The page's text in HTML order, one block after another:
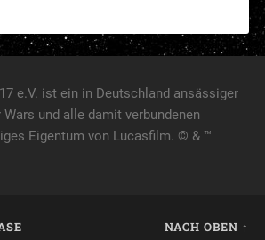
e.V. ist ein in Deutschland ansässiger
und alle damit verbundenen
Eigentum von Lucasfilm. © & ™
NACH OBEN ↑